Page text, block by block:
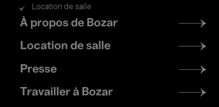
Location de salle
Footer
menu
À propos de Bozar
Location de salle
Presse
Travailler à Bozar